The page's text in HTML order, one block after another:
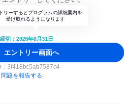
リーするとプログラムの詳細案内を
受け取れるようになります
締切：2026年8月31日
エントリー画面へ
3f418bc5ab7587c4
問題を報告する